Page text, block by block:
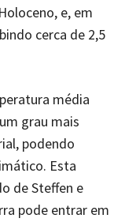
e, em
cerca de 2,5
média
grau mais
podendo
Esta
de Steffen e
pode entrar em